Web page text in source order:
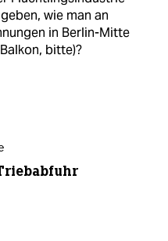
wie man an
in Berlin-Mitte
bitte)?